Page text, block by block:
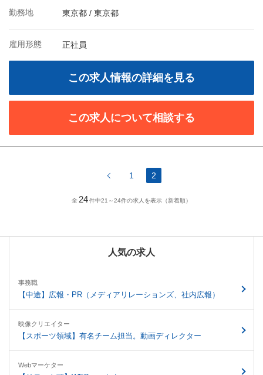
勤務地 東京都 / 東京都
雇用形態 正社員
この求人情報の詳細を見る
この求人について相談する
1 2
全 24件中21～24件の求人を表示（新着順）
人気の求人
事務職
【中途】広報・PR（メディアリレーションズ、社内広報）
映像クリエイター
【スポーツ領域】有名チーム担当。動画ディレクター
Webマーケター